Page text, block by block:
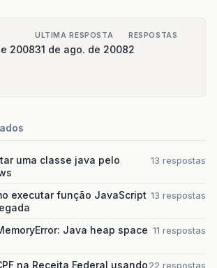
2008
ULTIMA RESPOSTA
31 de ago. de 2008
RESPOSTAS
2
uma classe java pelo
13 respostas
executar função JavaScript 13 respostas
Java heap space 11 respostas
na Receita Federal usando22 respostas